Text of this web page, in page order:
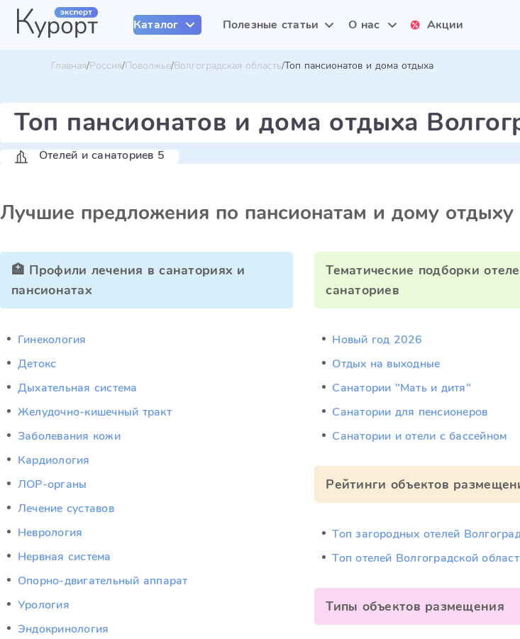
Каталог Полезные статьи О нас Акции
Главная Россия Поволжье Волгоградская область Топ пансионатов и дома отдыха
Топ пансионатов и дома отдыха
Отелей и санаториев 5
Лучшие предложения по пансионатам и дому отдыху
🏥 Профили лечения в санаториях и
пансионатах
Гинекология
Детокс
Дыхательная система
Желудочно-кишечный тракт
Заболевания кожи
Кардиология
ЛОР-органы
Лечение суставов
Неврология
Нервная система
Опорно-двигательный аппарат
Урология
Эндокринология
Тематические подборки
санаториев
Новый год 2026
Отдых на выходные
Санатории "Мать и дитя"
Санатории для пенсионеров
Санатории и отели с бассейном
Рейтинги объектов
Топ загородных отелей
Топ отелей Волгоградской
Типы объектов размещения